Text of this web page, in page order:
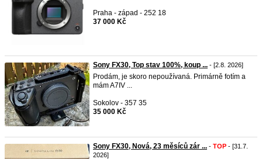
Praha - západ - 252 18
37 000 Kč
Sony FX30, Top stav 100%, koup ... - [2.8. 2026]
Prodám, je skoro nepoužívaná. Primárně fotím a
mám A7IV ...
Sokolov - 357 35
35 000 Kč
Sony FX30, Nová, 23 měsíců zár ... - TOP - [31.7.
2026]